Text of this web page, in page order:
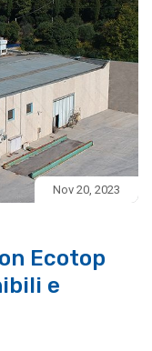
Nov 20, 2023
Ecotop
e